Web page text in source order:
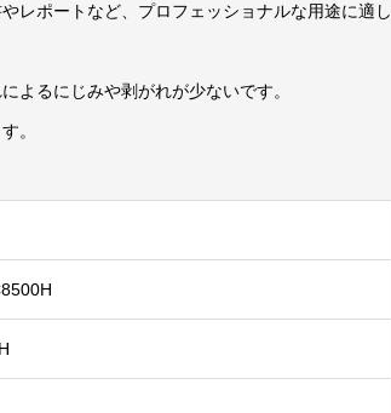
レポートなど、プロフェッショナルな用途に適し
よるにじみや剥がれが少ないです。
。